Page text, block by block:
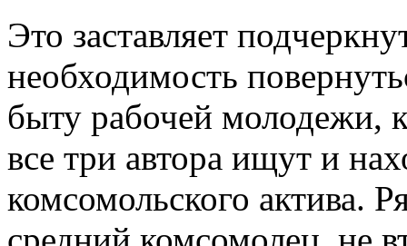
Это заставляет
необходимость
быту рабочей молодежи,
все три автора ищут и
комсомольского актива.